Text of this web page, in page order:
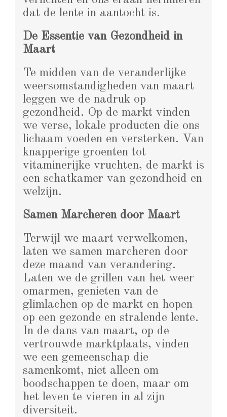
dat de lente in aantocht is.
De Essentie van Gezondheid in
Maart
Te midden van de veranderlijke
weersomstandigheden van maart
leggen we de nadruk op
gezondheid. Op de markt vinden
we verse, lokale producten die ons
lichaam voeden en versterken. Van
knapperige groenten tot
vitaminerijke vruchten, de markt is
een schatkamer van gezondheid en
welzijn.
Samen Marcheren door Maart
Terwijl we maart verwelkomen,
laten we samen marcheren door
deze maand van verandering.
Laten we de grillen van het weer
omarmen, genieten van de
glimlachen op de markt en hopen
op een gezonde en stralende lente.
In de dans van maart, op de
vertrouwde marktplaats, vinden
we een gemeenschap die
samenkomt, niet alleen om
boodschappen te doen, maar om
het leven te vieren in al zijn
diversiteit.